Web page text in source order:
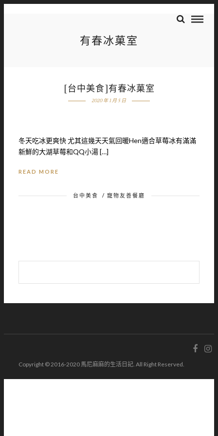
有春冰菓室
[台中美食]有春冰菓室
2020 年 1 月 5 日
冬天吃冰更爽快 尤其這幾天天氣回暖Hen適合草莓冰有滿滿
新鮮的大湖草莓和QQ小湯 […]
READ MORE
台中美食 / 寵物友善餐廳
Copyright © 2016-2020 馬尼麻麻的生活日記. All Right Reserved.